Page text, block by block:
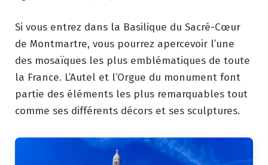
Si vous entrez dans la Basilique du Sacré-Cœur
de Montmartre, vous pourrez apercevoir l’une
des mosaïques les plus emblématiques de toute
la France. L’Autel et l’Orgue du monument font
partie des éléments les plus remarquables tout
comme ses différents décors et ses sculptures.